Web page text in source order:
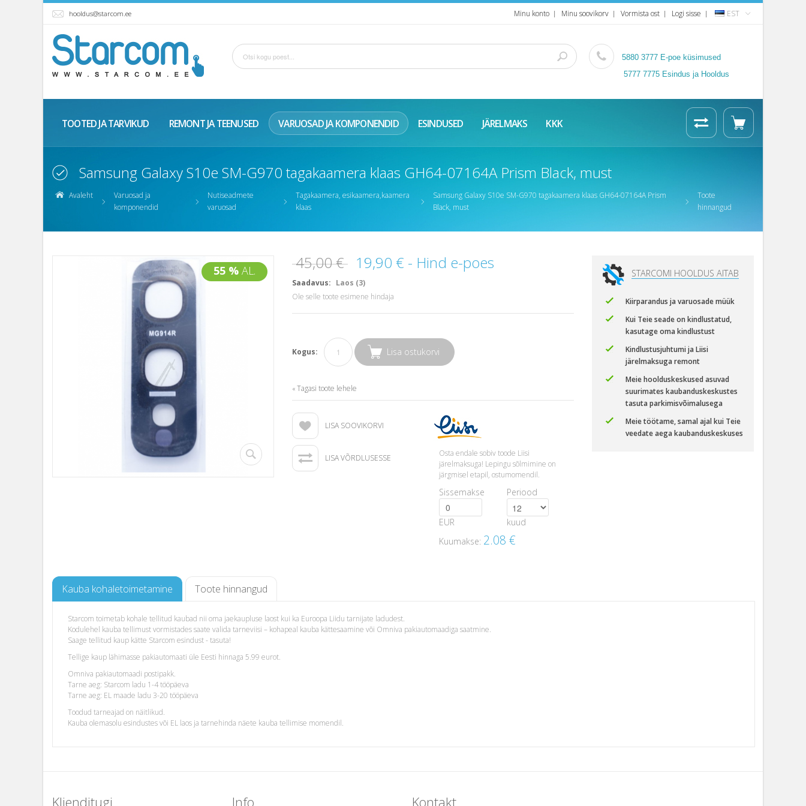
hooldus@starcom.ee Minu konto Minu soovikorv Vormista ost Logi sisse EST
5880 3777 E-poe küsimused
5777 7775 Esindus ja Hooldus
TOOTED JA TARVIKUD REMONT JA TEENUSED VARUOSAD JA KOMPONENDID ESINDUSED JÄRELMAKS KKK
Samsung Galaxy S10e SM-G970 tagakaamera klaas GH64-07164A Prism Black, must
Avaleht
Varuosad ja
komponendid
Nutiseadmete
varuosad
Tagakaamera, esikaamera,kaamera
klaas
Samsung Galaxy S10e SM-G970 tagakaamera klaas GH64-07164A Prism
Black, must
Toote
hinnangud
55 % AL. 45,00 € 19,90 € - Hind e-poes
Saadavus: Laos (3)
Ole selle toote esimene hindaja
Kogus: Lisa ostukorvi
« Tagasi toote lehele
LISA SOOVIKORVI
LISA VÕRDLUSESSE
Osta endale sobiv toode Liisi
järelmaksuga! Lepingu sõlmimine on
järgmisel etapil, ostumomendil.
Sissemakse
EUR
Periood
kuud
Kuumakse: 2.08 €
STARCOMI HOOLDUS AITAB
Kiirparandus ja varuosade müük
Kui Teie seade on kindlustatud,
kasutage oma kindlustust
Kindlustusjuhtumi ja Liisi
järelmaksuga remont
Meie hoolduskeskused asuvad
suurimates kaubanduskeskustes
tasuta parkimisvõimalusega
Meie töötame, samal ajal kui Teie
veedate aega kaubanduskeskuses
Kauba kohaletoimetamine Toote hinnangud
Starcom toimetab kohale tellitud kaubad nii oma jaekaupluse laost kui ka Euroopa Liidu tarnijate ladudest.
Kodulehel kauba tellimust vormistades saate valida tarneviisi – kohapeal kauba kättesaamine või Omniva pakiautomaadiga saatmine.
Saage tellitud kaup kätte Starcom esindust - tasuta!
Tellige kaup lähimasse pakiautomaati üle Eesti hinnaga 5.99 eurot.
Omniva pakiautomaadi postipakk.
Tarne aeg: Starcom ladu 1-4 tööpäeva
Tarne aeg: EL maade ladu 3-20 tööpäeva
Toodud tarneajad on näitlikud.
Kauba olemasolu esindustes või EL laos ja tarnehinda näete kauba tellimise momendil.
Klienditugi Info Kontakt